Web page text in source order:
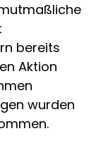
bereits
Aktion
wurden